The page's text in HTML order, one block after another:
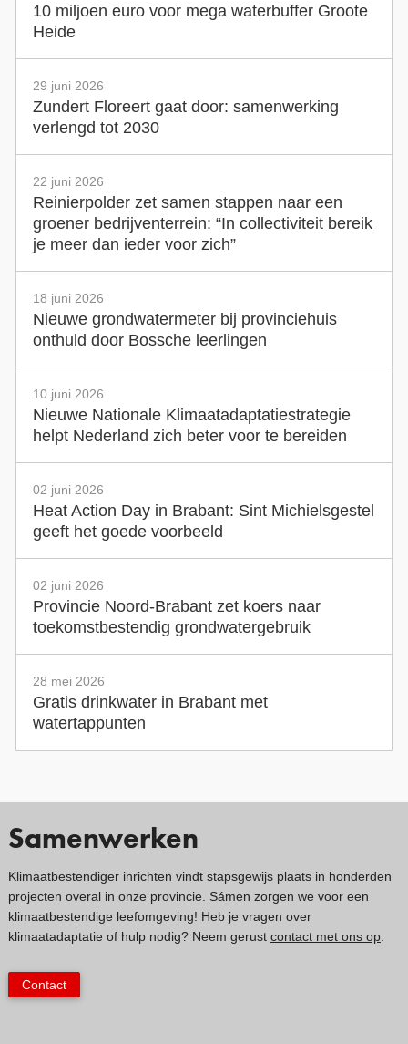
10 miljoen euro voor mega waterbuffer Groote
Heide
29 juni 2026
Zundert Floreert gaat door: samenwerking
verlengd tot 2030
22 juni 2026
Reinierpolder zet samen stappen naar een
groener bedrijventerrein: “In collectiviteit bereik
je meer dan ieder voor zich”
18 juni 2026
Nieuwe grondwatermeter bij provinciehuis
onthuld door Bossche leerlingen
10 juni 2026
Nieuwe Nationale Klimaatadaptatiestrategie
helpt Nederland zich beter voor te bereiden
02 juni 2026
Heat Action Day in Brabant: Sint Michielsgestel
geeft het goede voorbeeld
02 juni 2026
Provincie Noord-Brabant zet koers naar
toekomstbestendig grondwatergebruik
28 mei 2026
Gratis drinkwater in Brabant met
watertappunten
Samenwerken
Klimaatbestendiger inrichten vindt stapsgewijs plaats in honderden
projecten overal in onze provincie. Sámen zorgen we voor een
klimaatbestendige leefomgeving! Heb je vragen over
klimaatadaptatie of hulp nodig? Neem gerust contact met ons op.
Contact